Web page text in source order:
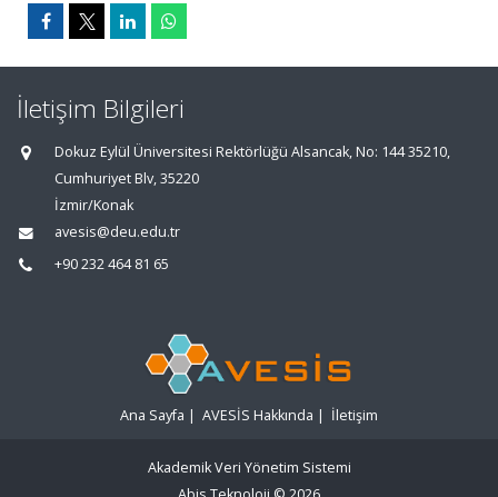
İletişim Bilgileri
Dokuz Eylül Üniversitesi Rektörlüğü Alsancak, No: 144 35210,
Cumhuriyet Blv, 35220
İzmir/Konak
avesis@deu.edu.tr
+90 232 464 81 65
Ana Sayfa | AVESİS Hakkında | İletişim
Akademik Veri Yönetim Sistemi